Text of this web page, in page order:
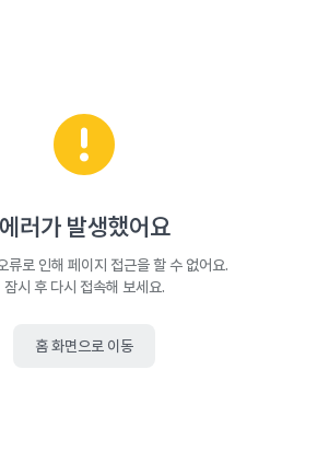
에러가 발생했어요
류로 인해 페이지 접근을 할 수 없어요.
잠시 후 다시 접속해 보세요.
홈 화면으로 이동